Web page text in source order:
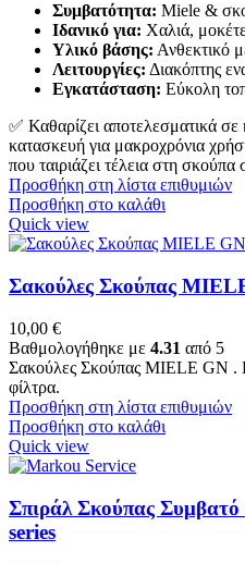
Συμβατότητα: Miele &
Ιδανικό για: Χαλιά,
Υλικό βάσης: Ανθεκτικό
Λειτουργίες: Διακόπτης
Εγκατάσταση: Εύκολη
✅ Καθαρίζει αποτελεσματικά σε
κατασκευή για μακροχρόνια
που ταιριάζει τέλεια στη σκούπα
Προσθήκη στη λίστα επιθυμιών
Προσθήκη στο καλάθι
Quick view
Σακούλες Σκούπας
10,00 €
Βαθμολογήθηκε με 4.31 από 5
Σακούλες Σκούπας MIELE GN .
φίλτρα.
Προσθήκη στη λίστα επιθυμιών
Προσθήκη στο καλάθι
Quick view
Σπιράλ Σκούπας Συμβατό
series